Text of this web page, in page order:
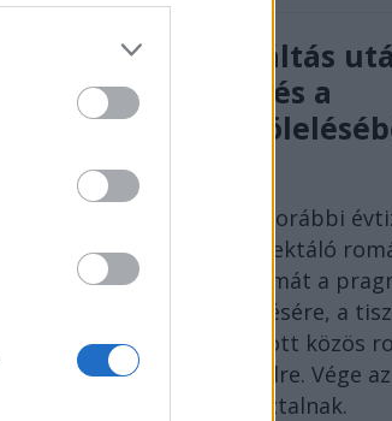
A rendszerváltás
volt menekvés a
történelem
SÓLYOM ISTVÁN
Ideje lecserélni a korábbi
szenvedéseire reflektáló
megbékélés fogalmát a
együttélés kifejezésére, a
Európáért folytatott közös
magyar párbeszédre. Vége az
történészkerekasztalnak.